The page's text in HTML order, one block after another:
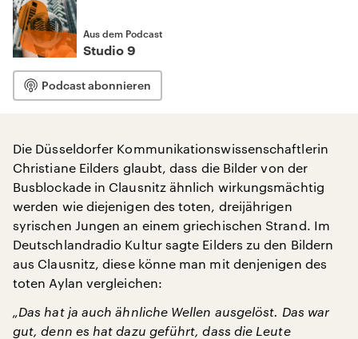
Aus dem Podcast
Studio 9
Podcast abonnieren
Die Düsseldorfer Kommunikationswissenschaftlerin
Christiane Eilders glaubt, dass die Bilder von der
Busblockade in Clausnitz ähnlich wirkungsmächtig
werden wie diejenigen des toten, dreijährigen
syrischen Jungen an einem griechischen Strand. Im
Deutschlandradio Kultur sagte Eilders zu den Bildern
aus Clausnitz, diese könne man mit denjenigen des
toten Aylan vergleichen:
„Das hat ja auch ähnliche Wellen ausgelöst. Das war
gut, denn es hat dazu geführt, dass die Leute